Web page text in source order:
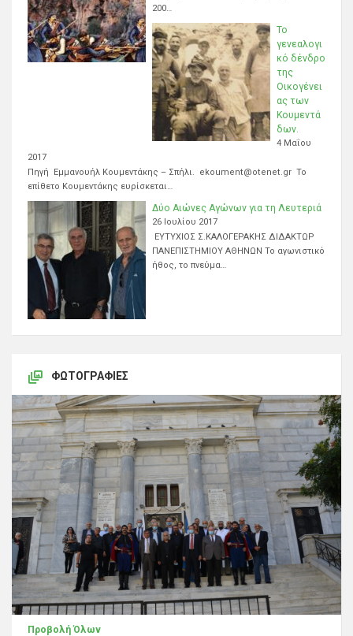
200…
Το
γενεαλογι
κό δένδρο
της
Οικογένει
ας των
Κουμεντά
δων.
4 Μαΐου
2017
Πηγή Εμμανουήλ Κουμεντάκης – Σπήλι. ekoument@otenet.gr Το
επίθετο Κουμεντάκης ευρίσκεται…
Δύο Αιώνες Αγώνων για τη Λευτεριά
26 Ιουλίου 2017
ΕΥΤΥΧΙΟΣ Σ.ΚΑΛΟΓΕΡΑΚΗΣ ΔΙΔΑΚΤΩΡ
ΠΑΝΕΠΙΣΤΗΜΙΟΥ ΑΘΗΝΩΝ Το αγωνιστικό
ήθος, το πνεύμα…
ΦΩΤΟΓΡΑΦΊΕΣ
Προβολή Όλων